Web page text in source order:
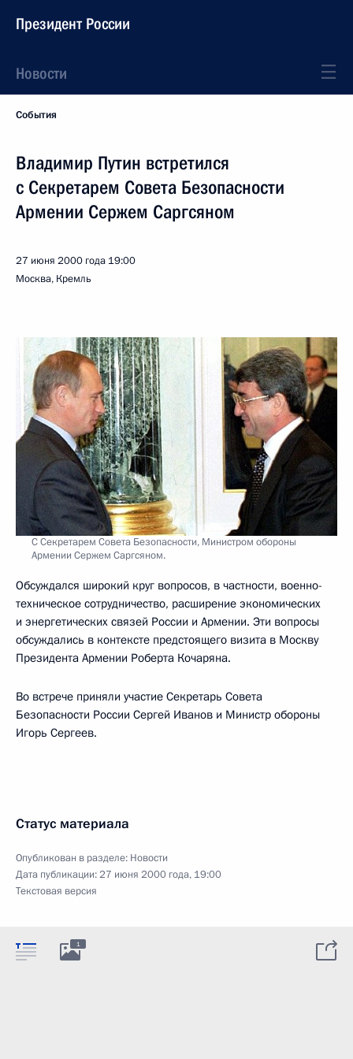
Президент России
Новости
События
Владимир Путин встретился
с Секретарем Совета Безопасности
Армении Сержем Саргсяном
27 июня 2000 года 19:00
Москва, Кремль
С Секретарем Совета Безопасности, Министром обороны
Армении Сержем Саргсяном.
Обсуждался широкий круг вопросов, в частности, военно-
техническое сотрудничество, расширение экономических
и энергетических связей России и Армении. Эти вопросы
обсуждались в контексте предстоящего визита в Москву
Президента Армении Роберта Кочаряна.
Во встрече приняли участие Секретарь Совета
Безопасности России Сергей Иванов и Министр обороны
Игорь Сергеев.
Статус материала
Опубликован в разделе: Новости
Дата публикации:27 июня 2000 года, 19:00
Текстовая версия
1